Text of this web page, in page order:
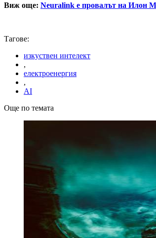
Виж още: Neuralink е провалът на Илон
Тагове:
изкуствен интелект
,
електроенергия
,
AI
Още по темата